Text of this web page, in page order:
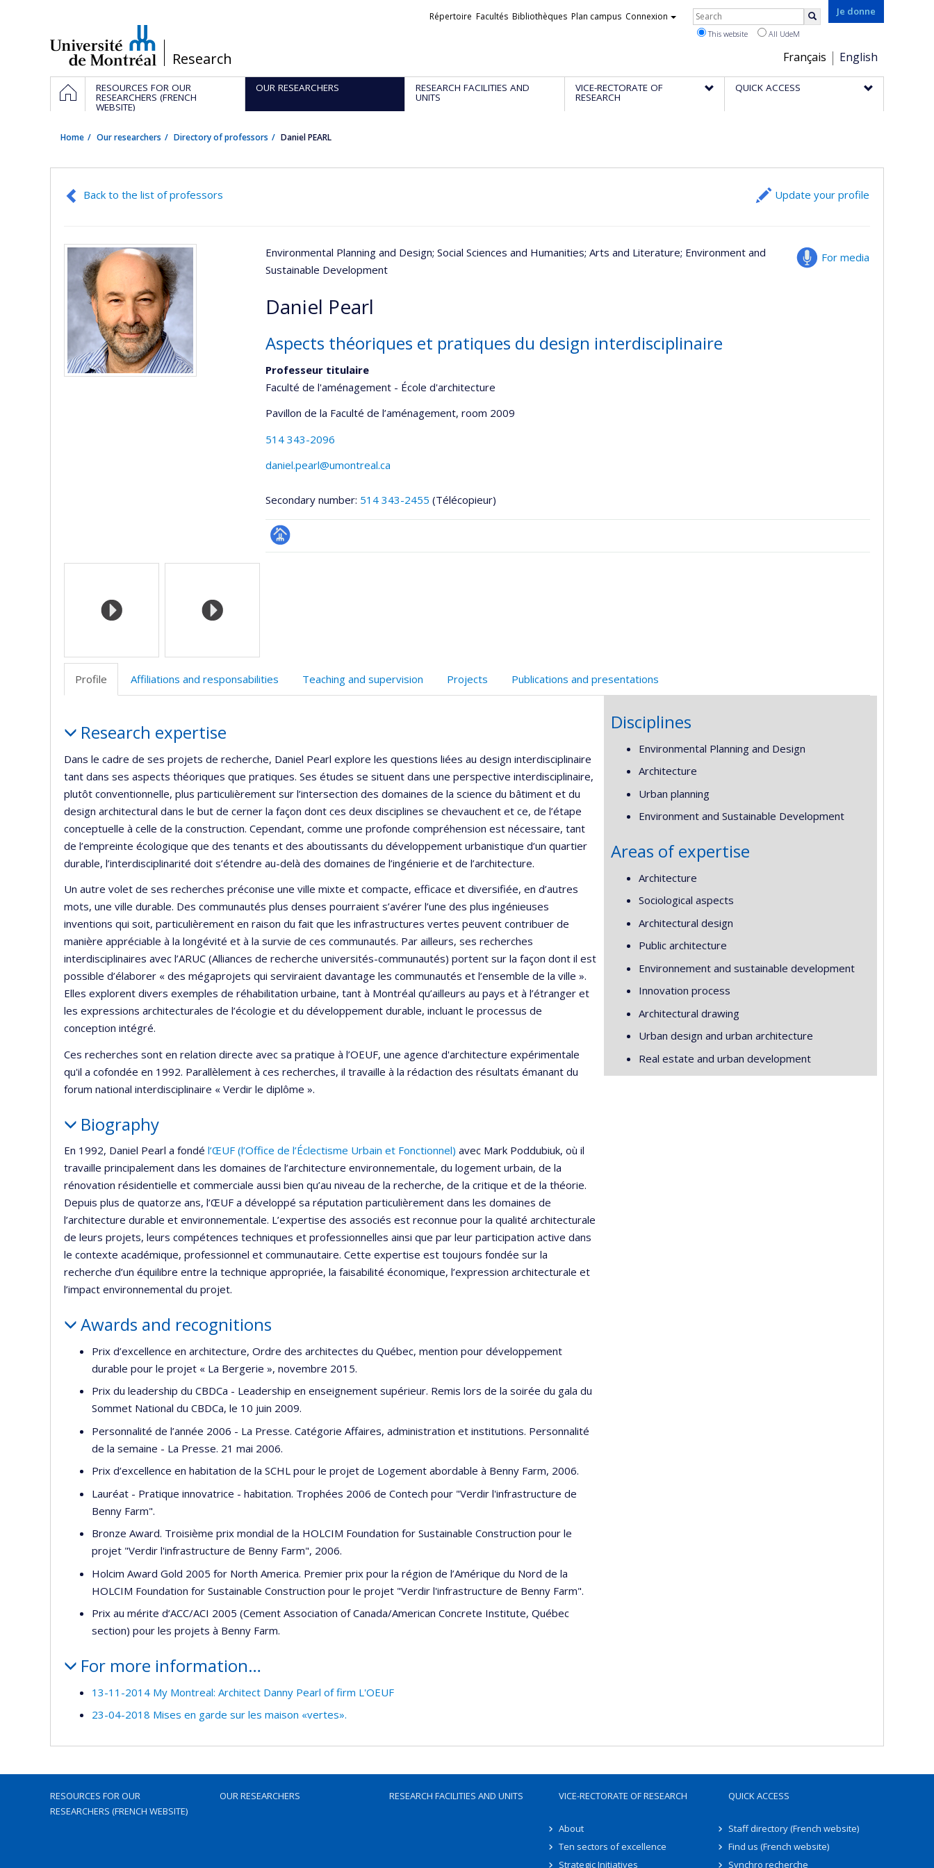
/Research
Je donne
Choix
de
la
Français English
Liens
Répertoire Facultés Bibliothèques Plan campus Connexion Rechercher
This website All UdeM
Navigation
principale
HOMERESOURCES FOR OUR
RESEARCHERS (FRENCH
WEBSITE)
OUR RESEARCHERS RESEARCH FACILITIES AND
UNITS
VICE-RECTORATE OF
RESEARCH
QUICK ACCESS
Home Our researchers Directory of professors Daniel PEARL
Back to the list of professors Update your profile
For media
Environmental Planning and Design; Social Sciences and Humanities; Arts and Literature; Environment and
Sustainable Development
Daniel Pearl
Aspects théoriques et pratiques du design interdisciplinaire
Professeur titulaire
Faculté de l'aménagement - École d'architecture
Pavillon de la Faculté de l’aménagement, room 2009
514 343-2096
daniel.pearl@umontreal.ca
Secondary number: 514 343-2455 (Télécopieur)
Page
Media
Profile Affiliations and responsabilities Teaching and supervision Projects Publications and presentations
Research expertise
Dans le cadre de ses projets de recherche, Daniel Pearl explore les questions liées au design interdisciplinaire
tant dans ses aspects théoriques que pratiques. Ses études se situent dans une perspective interdisciplinaire,
plutôt conventionnelle, plus particulièrement sur l’intersection des domaines de la science du bâtiment et du
design architectural dans le but de cerner la façon dont ces deux disciplines se chevauchent et ce, de l’étape
conceptuelle à celle de la construction. Cependant, comme une profonde compréhension est nécessaire, tant
de l’empreinte écologique que des tenants et des aboutissants du développement urbanistique d’un quartier
durable, l’interdisciplinarité doit s’étendre au-delà des domaines de l’ingénierie et de l’architecture.
Un autre volet de ses recherches préconise une ville mixte et compacte, efficace et diversifiée, en d’autres
mots, une ville durable. Des communautés plus denses pourraient s’avérer l’une des plus ingénieuses
inventions qui soit, particulièrement en raison du fait que les infrastructures vertes peuvent contribuer de
manière appréciable à la longévité et à la survie de ces communautés. Par ailleurs, ses recherches
interdisciplinaires avec l’ARUC (Alliances de recherche universités-communautés) portent sur la façon dont il est
possible d’élaborer « des mégaprojets qui serviraient davantage les communautés et l’ensemble de la ville ».
Elles explorent divers exemples de réhabilitation urbaine, tant à Montréal qu’ailleurs au pays et à l’étranger et
les expressions architecturales de l’écologie et du développement durable, incluant le processus de
conception intégré.
Ces recherches sont en relation directe avec sa pratique à l’OEUF, une agence d'architecture expérimentale
qu'il a cofondée en 1992. Parallèlement à ces recherches, il travaille à la rédaction des résultats émanant du
forum national interdisciplinaire « Verdir le diplôme ».
Biography
En 1992, Daniel Pearl a fondé l’ŒUF (l’Office de l’Éclectisme Urbain et Fonctionnel) avec Mark Poddubiuk, où il
travaille principalement dans les domaines de l’architecture environnementale, du logement urbain, de la
rénovation résidentielle et commerciale aussi bien qu’au niveau de la recherche, de la critique et de la théorie.
Depuis plus de quatorze ans, l’ŒUF a développé sa réputation particulièrement dans les domaines de
l’architecture durable et environnementale. L’expertise des associés est reconnue pour la qualité architecturale
de leurs projets, leurs compétences techniques et professionnelles ainsi que par leur participation active dans
le contexte académique, professionnel et communautaire. Cette expertise est toujours fondée sur la
recherche d’un équilibre entre la technique appropriée, la faisabilité économique, l’expression architecturale et
l’impact environnemental du projet.
Awards and recognitions
Prix d’excellence en architecture, Ordre des architectes du Québec, mention pour développement
durable pour le projet « La Bergerie », novembre 2015.
Prix du leadership du CBDCa - Leadership en enseignement supérieur. Remis lors de la soirée du gala du
Sommet National du CBDCa, le 10 juin 2009.
Personnalité de l’année 2006 - La Presse. Catégorie Affaires, administration et institutions. Personnalité
de la semaine - La Presse. 21 mai 2006.
Prix d’excellence en habitation de la SCHL pour le projet de Logement abordable à Benny Farm, 2006.
Lauréat - Pratique innovatrice - habitation. Trophées 2006 de Contech pour "Verdir l'infrastructure de
Benny Farm".
Bronze Award. Troisième prix mondial de la HOLCIM Foundation for Sustainable Construction pour le
projet "Verdir l'infrastructure de Benny Farm", 2006.
Holcim Award Gold 2005 for North America. Premier prix pour la région de l’Amérique du Nord de la
HOLCIM Foundation for Sustainable Construction pour le projet "Verdir l'infrastructure de Benny Farm".
Prix au mérite d’ACC/ACI 2005 (Cement Association of Canada/American Concrete Institute, Québec
section) pour les projets à Benny Farm.
For more information…
13-11-2014 My Montreal: Architect Danny Pearl of firm L'OEUF
23-04-2018 Mises en garde sur les maison «vertes».
Disciplines
Environmental Planning and Design
Architecture
Urban planning
Environment and Sustainable Development
Areas of expertise
Architecture
Sociological aspects
Architectural design
Public architecture
Environnement and sustainable development
Innovation process
Architectural drawing
Urban design and urban architecture
Real estate and urban development
RESOURCES FOR OUR
RESEARCHERS (FRENCH WEBSITE)
OUR RESEARCHERS RESEARCH FACILITIES AND UNITS VICE-RECTORATE OF RESEARCH
About
Ten sectors of excellence
Strategic Initiatives
QUICK ACCESS
Staff directory (French website)
Find us (French website)
Synchro recherche